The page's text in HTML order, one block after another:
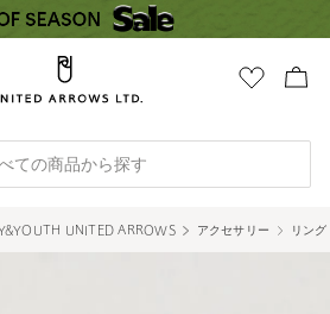
ての商品から探す
UNITED ARROWS アクセサリー リング